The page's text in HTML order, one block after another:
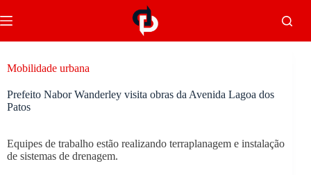
Mobilidade urbana
Prefeito Nabor Wanderley visita obras da Avenida Lagoa dos
Patos
Equipes de trabalho estão realizando terraplanagem e instalação
de sistemas de drenagem.